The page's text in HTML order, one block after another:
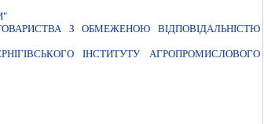
З ОБМЕЖЕНОЮ ВІДПОВІДАЛЬНІСТЮ
IНСТИТУТУ АГРОПРОМИСЛОВОГО